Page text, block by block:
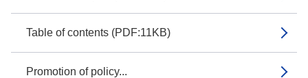
Table of contents (PDF:11KB)
Promotion of policy...